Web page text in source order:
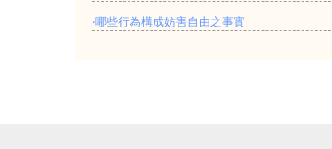
‧哪些行為構成妨害自由之事實